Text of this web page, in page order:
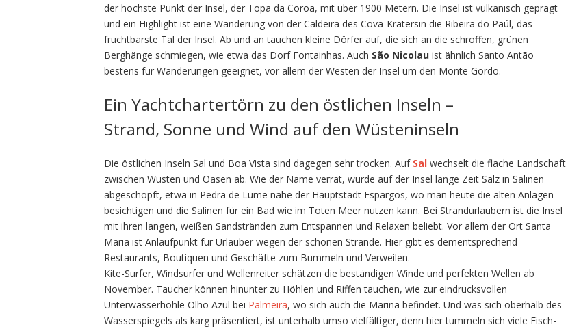
der höchste Punkt der Insel, der Topa da Coroa, mit über 1900 Metern. Die Insel ist vulkanisch geprägt
und ein Highlight ist eine Wanderung von der Caldeira des Cova-Kratersin die Ribeira do Paúl, das
fruchtbarste Tal der Insel. Ab und an tauchen kleine Dörfer auf, die sich an die schroffen, grünen
Berghänge schmiegen, wie etwa das Dorf Fontainhas. Auch São Nicolau ist ähnlich Santo Antão
bestens für Wanderungen geeignet, vor allem der Westen der Insel um den Monte Gordo.
Ein Yachtchartertörn zu den östlichen Inseln –
Strand, Sonne und Wind auf den Wüsteninseln
Die östlichen Inseln Sal und Boa Vista sind dagegen sehr trocken. Auf Sal wechselt die flache Landschaft
zwischen Wüsten und Oasen ab. Wie der Name verrät, wurde auf der Insel lange Zeit Salz in Salinen
abgeschöpft, etwa in Pedra de Lume nahe der Hauptstadt Espargos, wo man heute die alten Anlagen
besichtigen und die Salinen für ein Bad wie im Toten Meer nutzen kann. Bei Strandurlaubern ist die Insel
mit ihren langen, weißen Sandstränden zum Entspannen und Relaxen beliebt. Vor allem der Ort Santa
Maria ist Anlaufpunkt für Urlauber wegen der schönen Strände. Hier gibt es dementsprechend
Restaurants, Boutiquen und Geschäfte zum Bummeln und Verweilen.
Kite-Surfer, Windsurfer und Wellenreiter schätzen die beständigen Winde und perfekten Wellen ab
November. Taucher können hinunter zu Höhlen und Riffen tauchen, wie zur eindrucksvollen
Unterwasserhöhle Olho Azul bei Palmeira, wo sich auch die Marina befindet. Und was sich oberhalb des
Wasserspiegels als karg präsentiert, ist unterhalb umso vielfältiger, denn hier tummeln sich viele Fisch-